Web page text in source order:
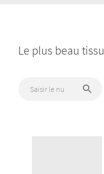
Le plus beau tissu